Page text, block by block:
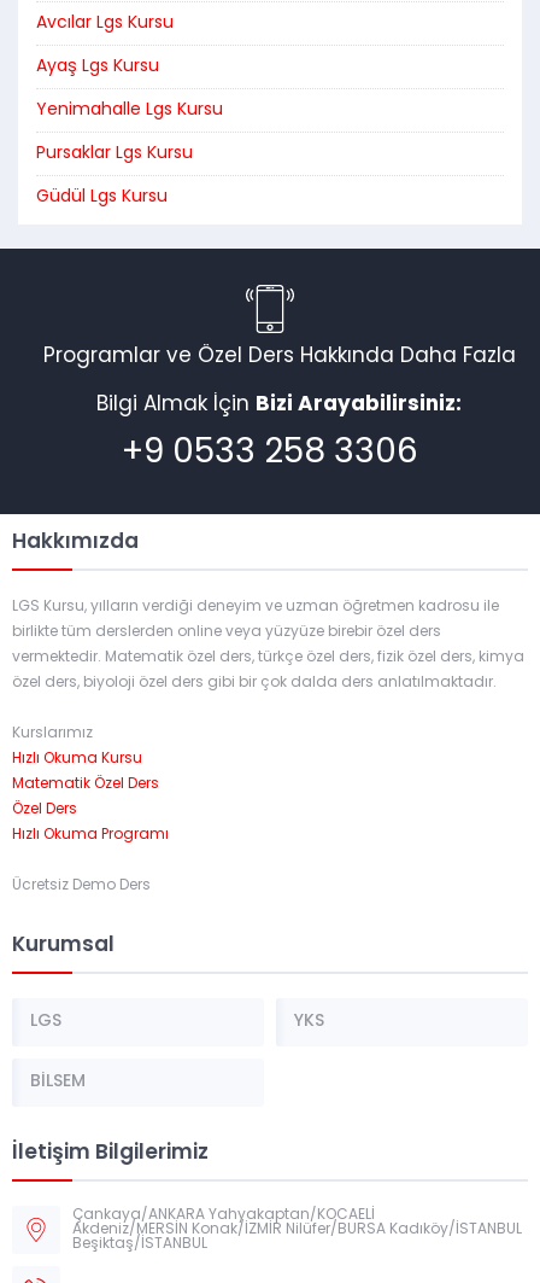
Avcılar Lgs Kursu
Ayaş Lgs Kursu
Yenimahalle Lgs Kursu
Pursaklar Lgs Kursu
Güdül Lgs Kursu
Programlar ve Özel Ders Hakkında Daha Fazla
Bilgi Almak İçin Bizi Arayabilirsiniz:
+9 0533 258 3306
Hakkımızda
LGS Kursu, yılların verdiği deneyim ve uzman öğretmen kadrosu ile
birlikte tüm derslerden online veya yüzyüze birebir özel ders
vermektedir. Matematik özel ders, türkçe özel ders, fizik özel ders, kimya
özel ders, biyoloji özel ders gibi bir çok dalda ders anlatılmaktadır.
Kurslarımız
Hızlı Okuma Kursu
Matematik Özel Ders
Özel Ders
Hızlı Okuma Programı
Ücretsiz Demo Ders
Kurumsal
LGS YKS
BİLSEM
İletişim Bilgilerimiz
Çankaya/ANKARA Yahyakaptan/KOCAELİ
Akdeniz/MERSİN Konak/İZMİR Nilüfer/BURSA Kadıköy/İSTANBUL
Beşiktaş/İSTANBUL